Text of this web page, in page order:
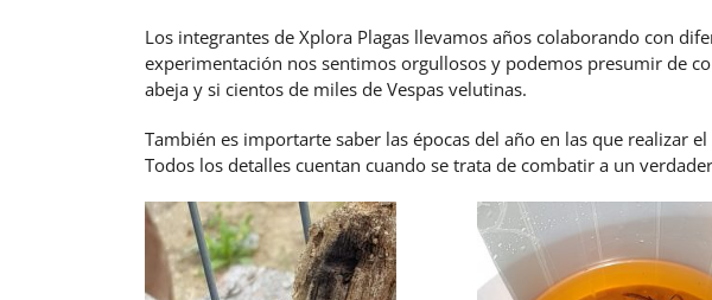
Los integrantes de Xplora Plagas llevamos años colaborando con
experimentación nos sentimos orgullosos y podemos presumir de
abeja y si cientos de miles de Vespas velutinas.
También es importarte saber las épocas del año en las que realizar
Todos los detalles cuentan cuando se trata de combatir a un